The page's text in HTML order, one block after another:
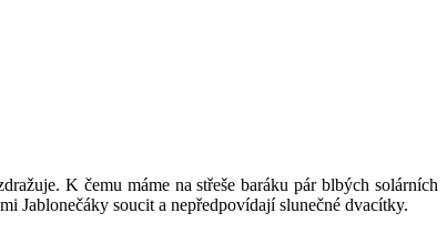
K čemu máme na střeše baráku pár blbých solárních
Jablonečáky soucit a nepředpovídají slunečné dvacítky.